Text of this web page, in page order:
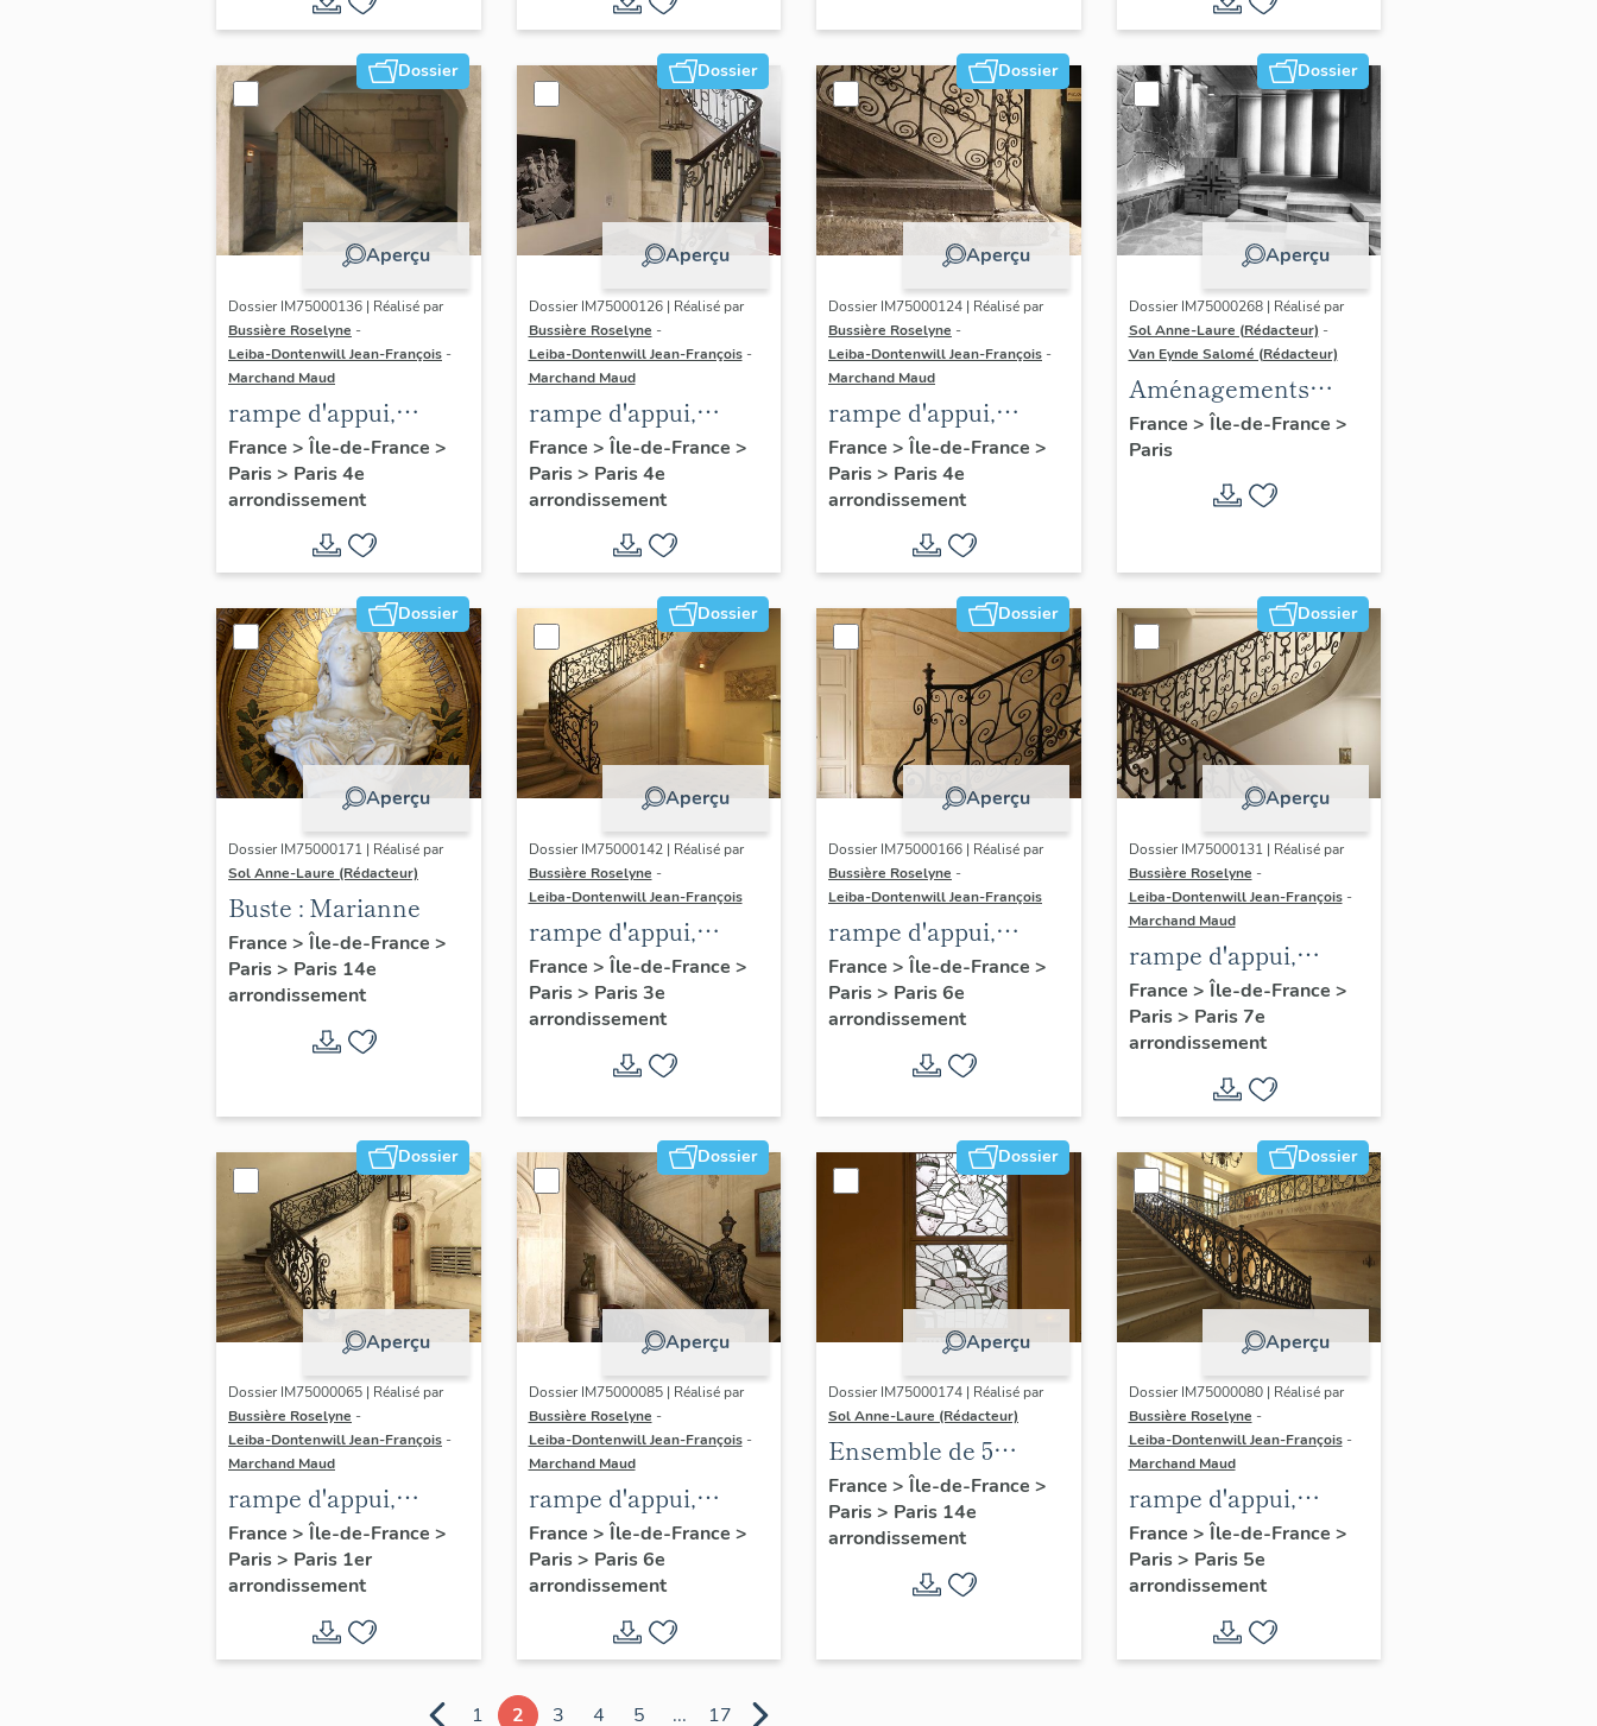
Dossier
Aperçu
Dossier IM75000136 | Réalisé par
Bussière Roselyne -
Leiba-Dontenwill Jean-François -
Marchand Maud
rampe d'appui,
escalier de la maison
à porte cochère (non
étudié)
France > Île-de-France >
Paris> Paris 4e
arrondissement
Dossier
Aperçu
Dossier IM75000126 | Réalisé par
Bussière Roselyne -
Leiba-Dontenwill Jean-François -
Marchand Maud
rampe d'appui,
escalier de l' hôtel de
Hénault de Cantobre
(non étudié)
France > Île-de-France >
Paris> Paris 4e
arrondissement
Dossier
Aperçu
Dossier IM75000124 | Réalisé par
Bussière Roselyne -
Leiba-Dontenwill Jean-François -
Marchand Maud
rampe d'appui,
escalier de la maison
à porte cochère dite
hôtel de Villemonté
(non étudié)
France > Île-de-France >
Paris> Paris 4e
arrondissement
Dossier
Aperçu
Dossier IM75000268 | Réalisé par
Sol Anne-Laure (Rédacteur) -
Van Eynde Salomé (Rédacteur)
Aménagements
d'appartements et
création de mobilier
France > Île-de-France >
Paris
Dossier
Aperçu
Dossier IM75000171 | Réalisé par
Sol Anne-Laure (Rédacteur)
Buste : Marianne
France > Île-de-France >
Paris> Paris 14e
arrondissement
Dossier
Aperçu
Dossier IM75000142 | Réalisé par
Bussière Roselyne -
Leiba-Dontenwill Jean-François
rampe d'appui,
escalier de l' hôtel de
Hesse (non étudié)
France > Île-de-France >
Paris> Paris 3e
arrondissement
Dossier
Aperçu
Dossier IM75000166 | Réalisé par
Bussière Roselyne -
Leiba-Dontenwill Jean-François
rampe d'appui,
départ de rampe
d'appui, escalier du
petit hôtel de Conti
(non étudié)
France > Île-de-France >
Paris> Paris 6e
arrondissement
Dossier
Aperçu
Dossier IM75000131 | Réalisé par
Bussière Roselyne -
Leiba-Dontenwill Jean-François -
Marchand Maud
rampe d'appui,
escalier de l' hôtel de
Roquelaure,
actuellement
ministère de
l'Ecologie (non
étudié)
France > Île-de-France >
Paris> Paris 7e
arrondissement
Dossier
Aperçu
Dossier IM75000065 | Réalisé par
Bussière Roselyne -
Leiba-Dontenwill Jean-François -
Marchand Maud
rampe d'appui,
escalier de la maison
à porte cochère dite
Hôtel de Vins puis
hôtel Dupin (non
étudié)
France > Île-de-France >
Paris> Paris 1er
arrondissement
Dossier
Aperçu
Dossier IM75000085 | Réalisé par
Bussière Roselyne -
Leiba-Dontenwill Jean-François -
Marchand Maud
rampe d'appui,
escalier de l' hôtel de
Marsilly (non étudié)
France > Île-de-France >
Paris> Paris 6e
arrondissement
Dossier
Aperçu
Dossier IM75000174 | Réalisé par
Sol Anne-Laure (Rédacteur)
Ensemble de 5
verrières : La Justice.
France > Île-de-France >
Paris> Paris 14e
arrondissement
Dossier
Aperçu
Dossier IM75000080 | Réalisé par
Bussière Roselyne -
Leiba-Dontenwill Jean-François -
Marchand Maud
rampe d'appui,
escalier de
l'infirmerie de
l'abbaye du Val-de-
Grâce, actuellement
hôpital (non étudié)
France > Île-de-France >
Paris> Paris 5e
arrondissement
1 2 3 4 5 ... 17